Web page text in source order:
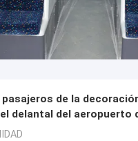
pasajeros de la
delantal del aeropuerto
colocan área